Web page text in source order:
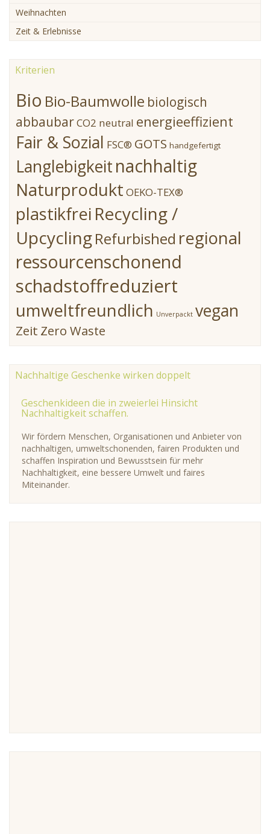
Weihnachten
Zeit & Erlebnisse
Kriterien
Bio Bio-Baumwolle biologisch
abbaubarCO2 neutral energieeffizient
Fair & Sozial FSC® GOTS handgefertigt
Langlebigkeitnachhaltig
Naturprodukt OEKO-TEX®
plastikfrei Recycling /
UpcyclingRefurbished regional
ressourcenschonend
schadstoffreduziert
umweltfreundlich Unverpackt vegan
Zeit Zero Waste
Nachhaltige Geschenke wirken doppelt
Geschenkideen die in zweierlei Hinsicht
Nachhaltigkeit schaffen.
Wir fördern Menschen, Organisationen und Anbieter von
nachhaltigen, umweltschonenden, fairen Produkten und
schaffen Inspiration und Bewusstsein für mehr
Nachhaltigkeit, eine bessere Umwelt und faires
Miteinander.